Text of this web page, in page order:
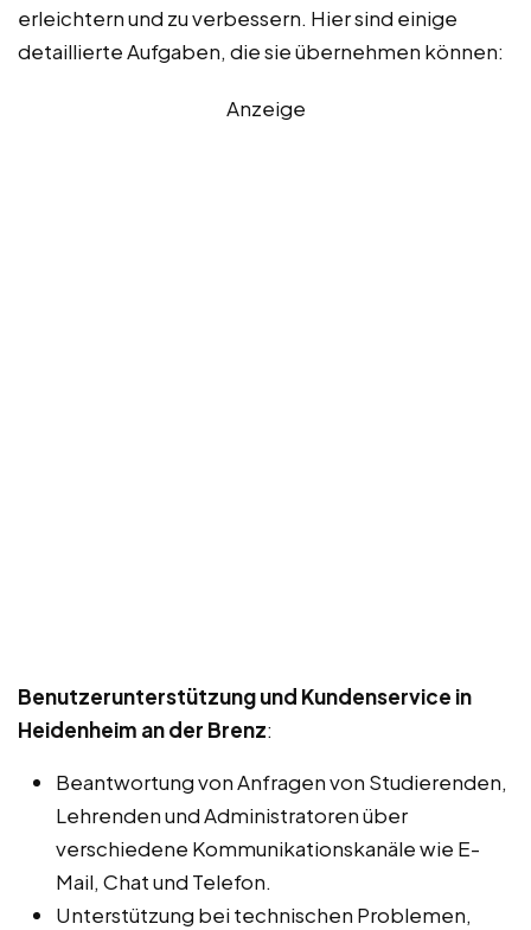
erleichtern und zu verbessern. Hier sind einige
detaillierte Aufgaben, die sie übernehmen können:
Anzeige
Benutzerunterstützung und Kundenservice in
Heidenheim an der Brenz:
Beantwortung von Anfragen von Studierenden,
Lehrenden und Administratoren über
verschiedene Kommunikationskanäle wie E-
Mail, Chat und Telefon.
Unterstützung bei technischen Problemen,